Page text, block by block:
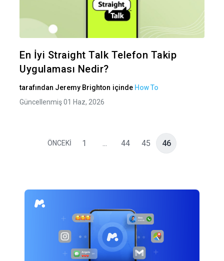
En İyi Straight Talk Telefon Takip
Uygulaması Nedir?
tarafından Jeremy Brighton içinde How To
Güncellenmiş 01 Haz, 2026
ÖNCEKİ 1 ... 44 45 46